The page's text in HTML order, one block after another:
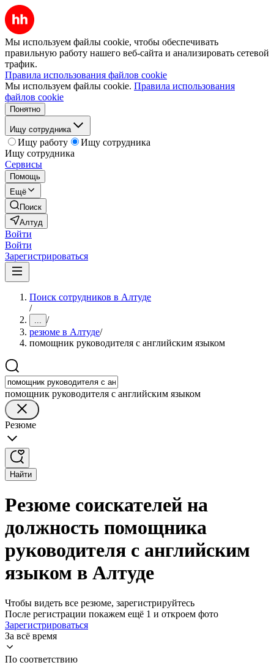
Мы используем файлы cookie, чтобы обеспечивать
правильную работу нашего веб-сайта и анализировать сетевой
трафик.
Правила использования файлов cookie
Мы используем файлы cookie. Правила использования
файлов cookie
Понятно
Ищу сотрудника
Ищу работу
Ищу сотрудника
Ищу сотрудника
Сервисы
Помощь
Ещё
Поиск
Алтуд
Войти
Войти
Зарегистрироваться
Поиск сотрудников в Алтуде
/
... /
резюме в Алтуде/
помощник руководителя с английским языком
помощник руководителя с английским языком
Резюме
Найти
Резюме соискателей на
должность помощника
руководителя с английским
языком в Алтуде
Чтобы видеть все резюме, зарегистрируйтесь
После регистрации покажем ещё 1 и откроем фото
Зарегистрироваться
За всё время
По соответствию